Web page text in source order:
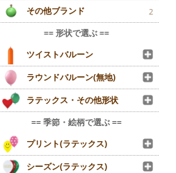
その他ブランド
2
== 形状で選ぶ ==
ツイストバルーン
ラウンドバルーン(無地)
ラテックス・その他形状
== 季節・絵柄で選ぶ ==
プリント(ラテックス)
シーズン(ラテックス)